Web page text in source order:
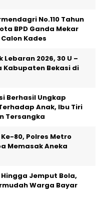
No.110 Tahun
BPD Ganda Mekar
Kades
Lebaran 2026, 30 U –
Kabupaten Bekasi di
Berhasil Ungkap
Anak, Ibu Tiri
Tersangka
80, Polres Metro
Memasak Aneka
Jemput Bola,
Warga Bayar